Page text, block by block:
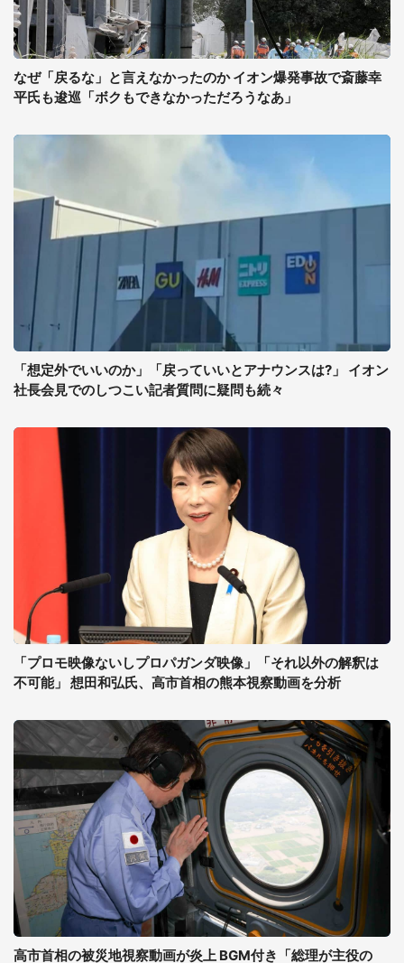
なぜ「戻るな」と言えなかったのか イオン爆発事故で斎藤幸
平氏も逡巡「ボクもできなかっただろうなあ」
「想定外でいいのか」「戻っていいとアナウンスは?」 イオン
社長会見でのしつこい記者質問に疑問も続々
「プロモ映像ないしプロパガンダ映像」「それ以外の解釈は
不可能」 想田和弘氏、高市首相の熊本視察動画を分析
高市首相の被災地視察動画が炎上 BGM付き「総理が主役の